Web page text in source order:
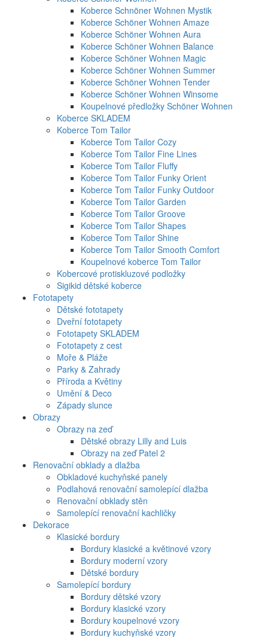
Koberce Schnöner Wohnen Mystik
Koberce Schöner Wohnen Amaze
Koberce Schöner Wohnen Aura
Koberce Schöner Wohnen Balance
Koberce Schöner Wohnen Magic
Koberce Schöner Wohnen Summer
Koberce Schöner Wohnen Tender
Koberce Schöner Wohnen Winsome
Koupelnové předložky Schöner Wohnen
Koberce SKLADEM
Koberce Tom Tailor
Koberce Tom Tailor Cozy
Koberce Tom Tailor Fine Lines
Koberce Tom Tailor Fluffy
Koberce Tom Tailor Funky Orient
Koberce Tom Tailor Funky Outdoor
Koberce Tom Tailor Garden
Koberce Tom Tailor Groove
Koberce Tom Tailor Shapes
Koberce Tom Tailor Shine
Koberce Tom Tailor Smooth Comfort
Koupelnové koberce Tom Tailor
Kobercové protiskluzové podložky
Sigikid dětské koberce
Fototapety
Dětské fototapety
Dveřní fototapety
Fototapety SKLADEM
Fototapety z cest
Moře & Pláže
Parky & Zahrady
Příroda a Květiny
Umění & Deco
Západy slunce
Obrazy
Obrazy na zeď
Dětské obrazy Lilly and Luis
Obrazy na zeď Patel 2
Renovační obklady a dlažba
Obkladové kuchyňské panely
Podlahová renovační samolepící dlažba
Renovační obklady stěn
Samolepící renovační kachličky
Dekorace
Klasické bordury
Bordury klasické a květinové vzory
Bordury moderní vzory
Dětské bordury
Samolepící bordury
Bordury dětské vzory
Bordury klasické vzory
Bordury koupelnové vzory
Bordury kuchyňské vzory